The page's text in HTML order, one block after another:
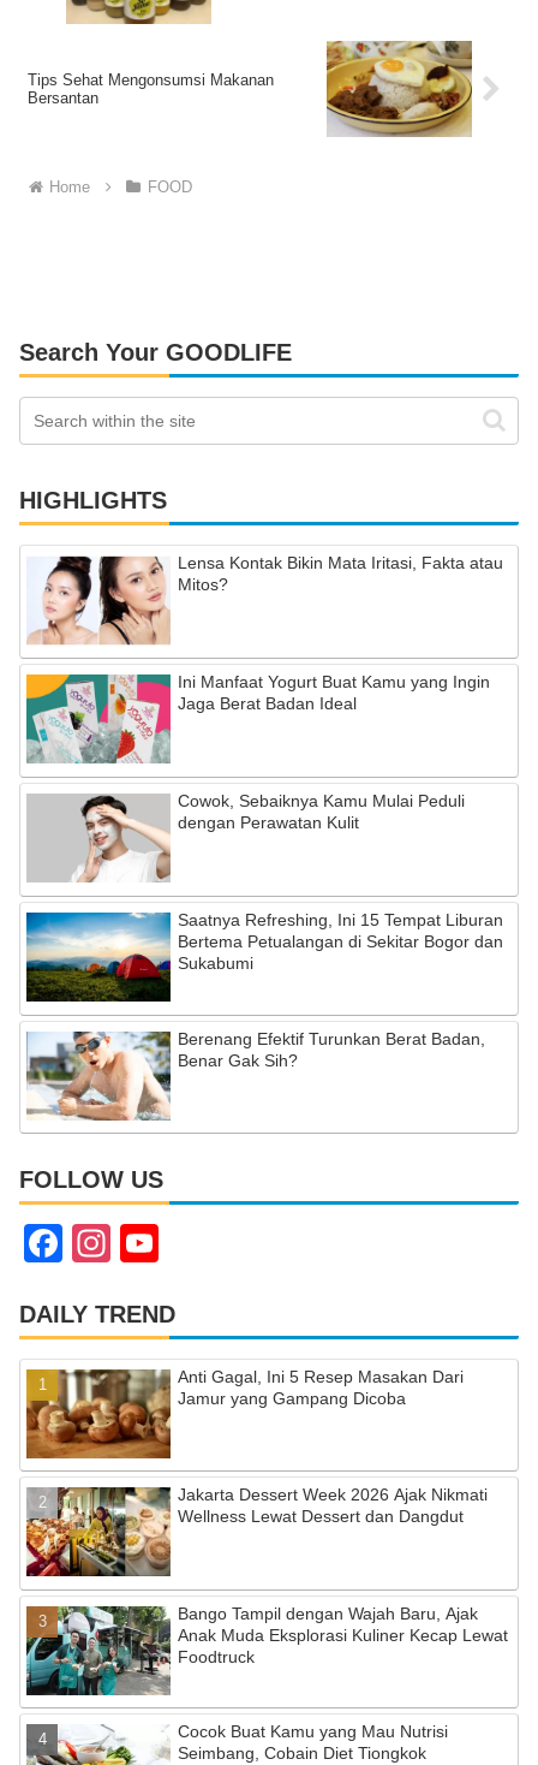
Tips Sehat Mengonsumsi Makanan
Bersantan
Home FOOD
Search Your GOODLIFE
HIGHLIGHTS
Lensa Kontak Bikin Mata Iritasi, Fakta atau
Mitos?
Ini Manfaat Yogurt Buat Kamu yang Ingin
Jaga Berat Badan Ideal
Cowok, Sebaiknya Kamu Mulai Peduli
dengan Perawatan Kulit
Saatnya Refreshing, Ini 15 Tempat Liburan
Bertema Petualangan di Sekitar Bogor dan
Sukabumi
Berenang Efektif Turunkan Berat Badan,
Benar Gak Sih?
FOLLOW US
F
c
e
b
o
o
k
In
a
gr
a
m
u
T
u
b
e
C
h
a
n
n
el
DAILY TREND
Anti Gagal, Ini 5 Resep Masakan Dari
Jamur yang Gampang Dicoba
Jakarta Dessert Week 2026 Ajak Nikmati
Wellness Lewat Dessert dan Dangdut
Bango Tampil dengan Wajah Baru, Ajak
Anak Muda Eksplorasi Kuliner Kecap Lewat
Foodtruck
Cocok Buat Kamu yang Mau Nutrisi
Seimbang, Cobain Diet Tiongkok